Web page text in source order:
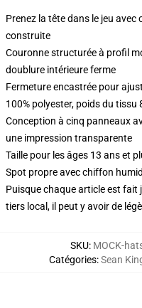
Prenez la tête dans le jeu
construite
Couronne structurée à profil
doublure intérieure ferme
Fermeture encastrée pour
100% polyester, poids du tissu
Conception à cinq panneaux
une impression transparente
Taille pour les âges 13 ans et
Spot propre avec chiffon
Puisque chaque article est
tiers local, il peut y avoir de
SKU: MOCK-
Catégories:Sean